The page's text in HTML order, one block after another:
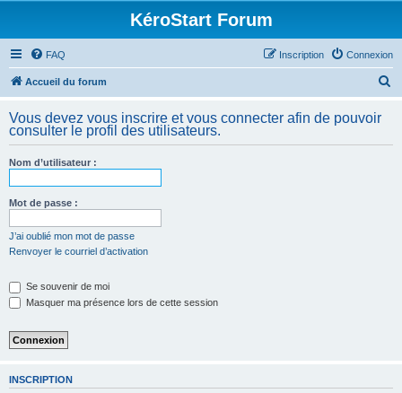
KéroStart Forum
FAQ Connexion
Inscription
Accueil du forum
h
Vous devez vous inscrire et vous connecter afin de pouvoir
consulter le profil des utilisateurs.
Nom d’utilisateur :
Mot de passe :
J’ai oublié mon mot de passe
Renvoyer le courriel d’activation
Se souvenir de moi
Masquer ma présence lors de cette session
INSCRIPTION